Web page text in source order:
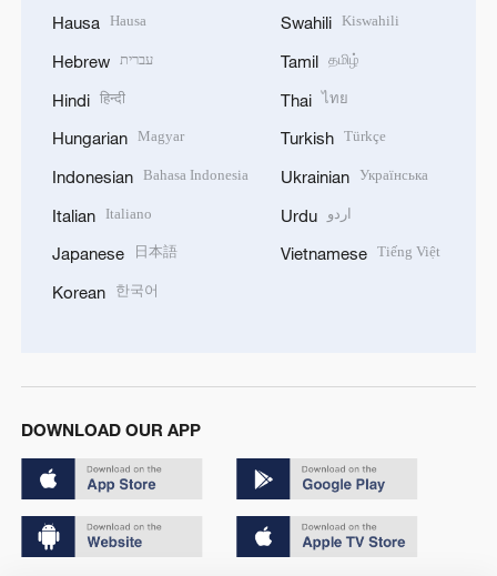
Hausa Hausa
Hebrew עברית
Hindi हिन्दी
Hungarian Magyar
Indonesian Bahasa Indonesia
Italian Italiano
Japanese 日本語
Korean 한국어
Swahili Kiswahili
Tamil தமிழ்
Thai ไทย
Turkish Türkçe
Ukrainian Українська
Urdu اردو
Vietnamese Tiếng Việt
DOWNLOAD OUR APP